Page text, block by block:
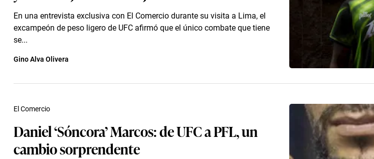
En una entrevista exclusiva con El Comercio durante su visita a Lima, el
excampeón de peso ligero de UFC afirmó que el único combate que tiene
se...
Gino Alva Olivera
Daniel ‘Sóncora’ Marcos: de UFC a PFL, un
cambio sorprendente
El Comercio